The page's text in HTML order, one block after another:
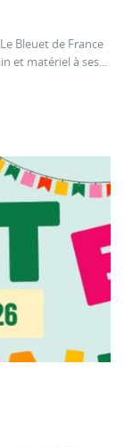
Bleuet de France
et matériel à ses...